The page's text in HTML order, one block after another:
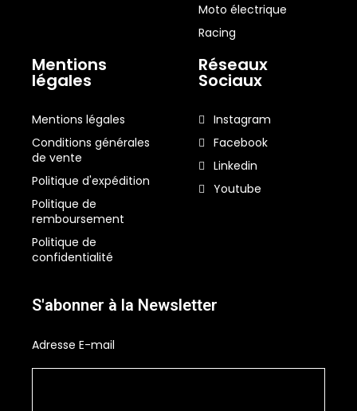
Moto électrique
Racing
Mentions
légales
Mentions légales
Conditions générales
de vente
Politique d'expédition
Politique de
remboursement
Politique de
confidentialité
Réseaux
Sociaux
Instagram
Facebook
Linkedin
Youtube
S'abonner à la Newsletter
Adresse E-mail